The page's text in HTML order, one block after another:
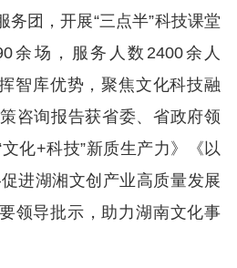
务团，开展“三点半”科技课堂
余场，服务人数2400余人
智库优势，聚焦文化科技融
咨询报告获省委、省政府领
化+科技”新质生产力》《以
进湖湘文创产业高质量发展
领导批示，助力湖南文化事